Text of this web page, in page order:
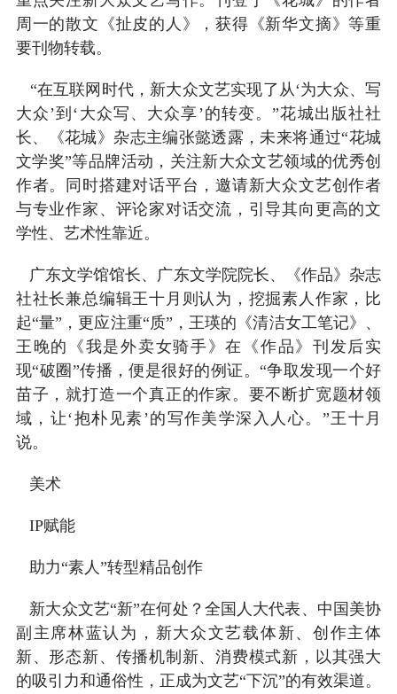
周一的散文《扯皮的人》，获得《新华文摘》等重
要刊物转载。
“在互联网时代，新大众文艺实现了从‘为大众、写
大众’到‘大众写、大众享’的转变。”花城出版社社
长、《花城》杂志主编张懿透露，未来将通过“花城
文学奖”等品牌活动，关注新大众文艺领域的优秀创
作者。同时搭建对话平台，邀请新大众文艺创作者
与专业作家、评论家对话交流，引导其向更高的文
学性、艺术性靠近。
广东文学馆馆长、广东文学院院长、《作品》杂志
社社长兼总编辑王十月则认为，挖掘素人作家，比
起“量”，更应注重“质”，王瑛的《清洁女工笔记》、
王晚的《我是外卖女骑手》在《作品》刊发后实
现“破圈”传播，便是很好的例证。“争取发现一个好
苗子，就打造一个真正的作家。要不断扩宽题材领
域，让‘抱朴见素’的写作美学深入人心。”王十月
说。
美术
IP赋能
助力“素人”转型精品创作
新大众文艺“新”在何处？全国人大代表、中国美协
副主席林蓝认为，新大众文艺载体新、创作主体
新、形态新、传播机制新、消费模式新，以其强大
的吸引力和通俗性，正成为文艺“下沉”的有效渠道。